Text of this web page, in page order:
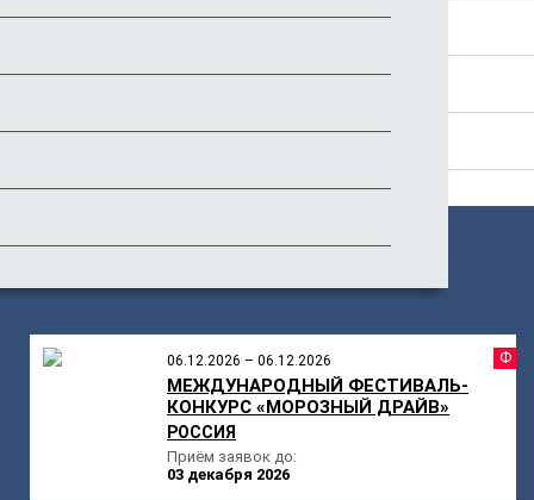
06.12.2026 – 06.12.2026
МЕЖДУНАРОДНЫЙ ФЕСТИВАЛЬ-
КОНКУРС «МОРОЗНЫЙ ДРАЙВ»
РОССИЯ
Приём заявок до:
03 декабря 2026